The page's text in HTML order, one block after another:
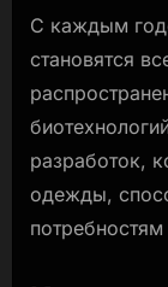
С каждым
становятся
разработок,
одежды,